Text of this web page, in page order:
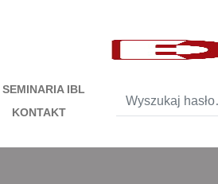
SEMINARIA IBL
KONTAKT